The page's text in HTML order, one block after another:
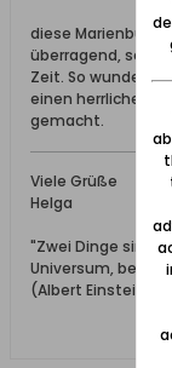
diese Marienburg
überragend, so
Zeit. So
einen herrlichen
gemacht.
Viele Grüße
Helga
"Zwei Dinge sind
Universum, beim
(Albert Einstein)